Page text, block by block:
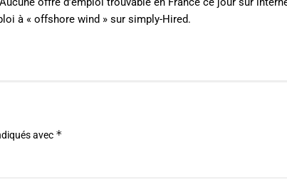
à « offshore wind » sur simply-Hired.
avec *